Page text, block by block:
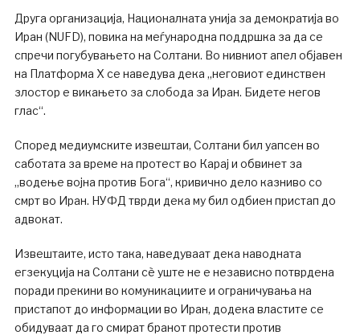
Друга организација, Националната унија за демократија во
Иран (NUFD), повика на меѓународна поддршка за да се
спречи погубувањето на Солтани. Во нивниот апел објавен
на Платформа X се наведува дека „неговиот единствен
злостор е викањето за слобода за Иран. Бидете негов
глас“.
Според медиумските извештаи, Солтани бил уапсен во
саботата за време на протест во Карај и обвинет за
„водење војна против Бога“, кривично дело казниво со
смрт во Иран. НУФД тврди дека му бил одбиен пристап до
адвокат.
Извештаите, исто така, наведуваат дека наводната
егзекуција на Солтани сè уште не е независно потврдена
поради прекини во комуникациите и ограничувања на
пристапот до информации во Иран, додека властите се
обидуваат да го смират бранот протести против